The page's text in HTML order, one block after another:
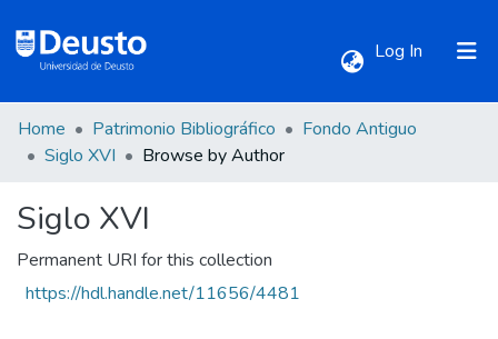
Log In (current)
Communities & Collections
All of DSpace
Home Patrimonio Bibliográfico
Fondo Antiguo
Siglo XVI
Browse by Author
Siglo XVI
Permanent URI for this collection
https://hdl.handle.net/11656/4481